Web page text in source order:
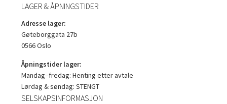
LAGER & ÅPNINGSTIDER
Adresse lager:
Gøteborggata 27b
0566 Oslo
Åpningstider lager:
Mandag–fredag: Henting etter avtale
Lørdag & søndag: STENGT
SELSKAPSINFORMASJON